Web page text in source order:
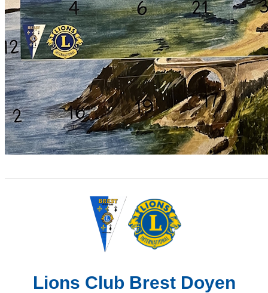
Lions Club Brest Doyen